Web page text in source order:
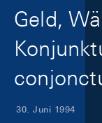
Geld,
30. Juni 1994